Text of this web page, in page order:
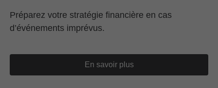
Préparez votre stratégie financière en cas
d’événements imprévus.
En savoir plus